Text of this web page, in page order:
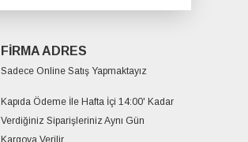
FİRMA ADRES
Sadece Online Satış Yapmaktayız
Kapıda Ödeme İle Hafta İçi 14:00' Kadar
Verdiğiniz Siparişleriniz Aynı Gün
Kargoya Verilir.